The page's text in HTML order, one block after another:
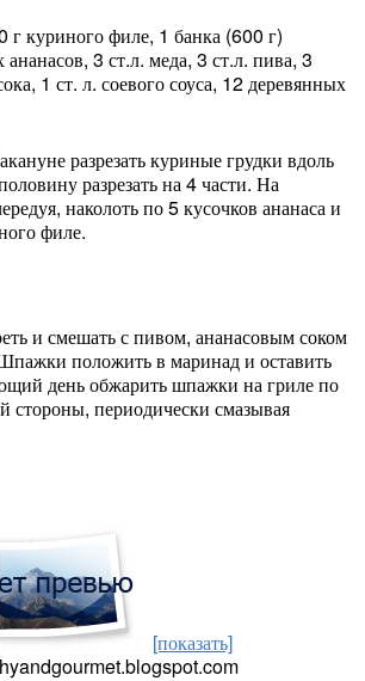
г куриного филе, 1 банка (600 г)
3 ст.л. меда, 3 ст.л. пива, 3
1 ст. л. соевого соуса, 12 деревянных
разрезать куриные грудки вдоль
разрезать на 4 части. На
наколоть по 5 кусочков ананаса и
филе.
и смешать с пивом, ананасовым соком
положить в маринад и оставить
день обжарить шпажки на гриле по
стороны, периодически смазывая
[показать]